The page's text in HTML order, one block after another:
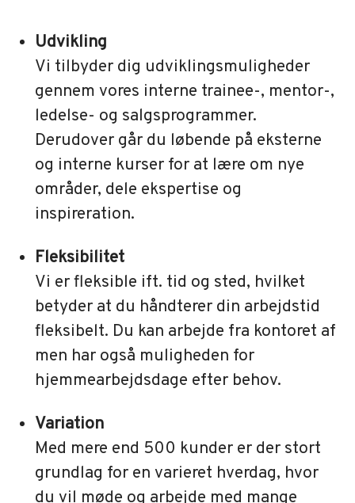
Udvikling
Vi tilbyder dig udviklingsmuligheder
gennem vores interne trainee-, mentor-,
ledelse- og salgsprogrammer.
Derudover går du løbende på eksterne
og interne kurser for at lære om nye
områder, dele ekspertise og
inspireration.
Fleksibilitet
Vi er fleksible ift. tid og sted, hvilket
betyder at du håndterer din arbejdstid
fleksibelt. Du kan arbejde fra kontoret af
men har også muligheden for
hjemmearbejdsdage efter behov.
Variation
Med mere end 500 kunder er der stort
grundlag for en varieret hverdag, hvor
du vil møde og arbejde med mange